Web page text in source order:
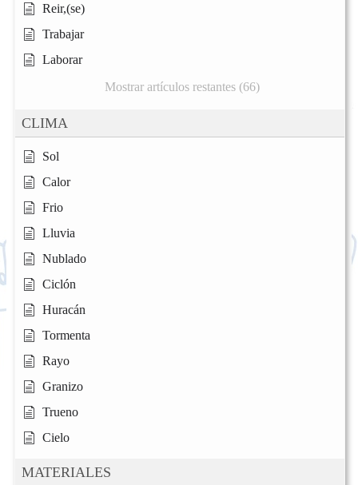
Reir,(se)
Trabajar
Laborar
Mostrar artículos restantes (66)
CLIMA
Sol
Calor
Frio
Lluvia
Nublado
Ciclón
Huracán
Tormenta
Rayo
Granizo
Trueno
Cielo
MATERIALES